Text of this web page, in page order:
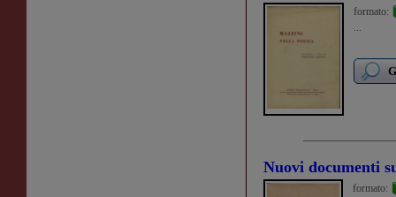
formato:
...
Nuovi documenti
formato: